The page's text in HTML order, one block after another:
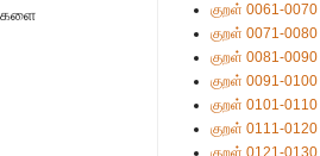
குறள் 0061-0070
குறள் 0071-0080
குறள் 0081-0090
குறள் 0091-0100
குறள் 0101-0110
குறள் 0111-0120